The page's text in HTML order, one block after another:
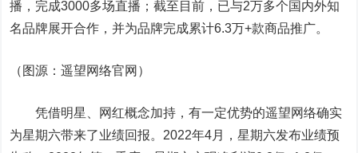
播，完成3000多场直播；截至目前，已与2万多个国内外知
名品牌展开合作，并为品牌完成累计6.3万+款商品推广。
（图源：遥望网络官网）
凭借明星、网红概念加持，有一定优势的遥望网络确实
为星期六带来了业绩回报。2022年4月，星期六发布业绩预